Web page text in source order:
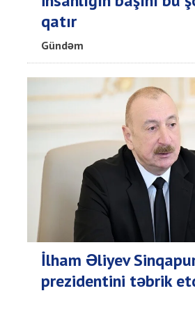
qatır
Gündəm
İlham Əliyev
prezidentini təbrik